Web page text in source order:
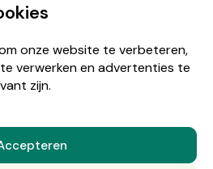
onze website te verbeteren,
verwerken en advertenties te
zijn.
Prins nieuwsbrief